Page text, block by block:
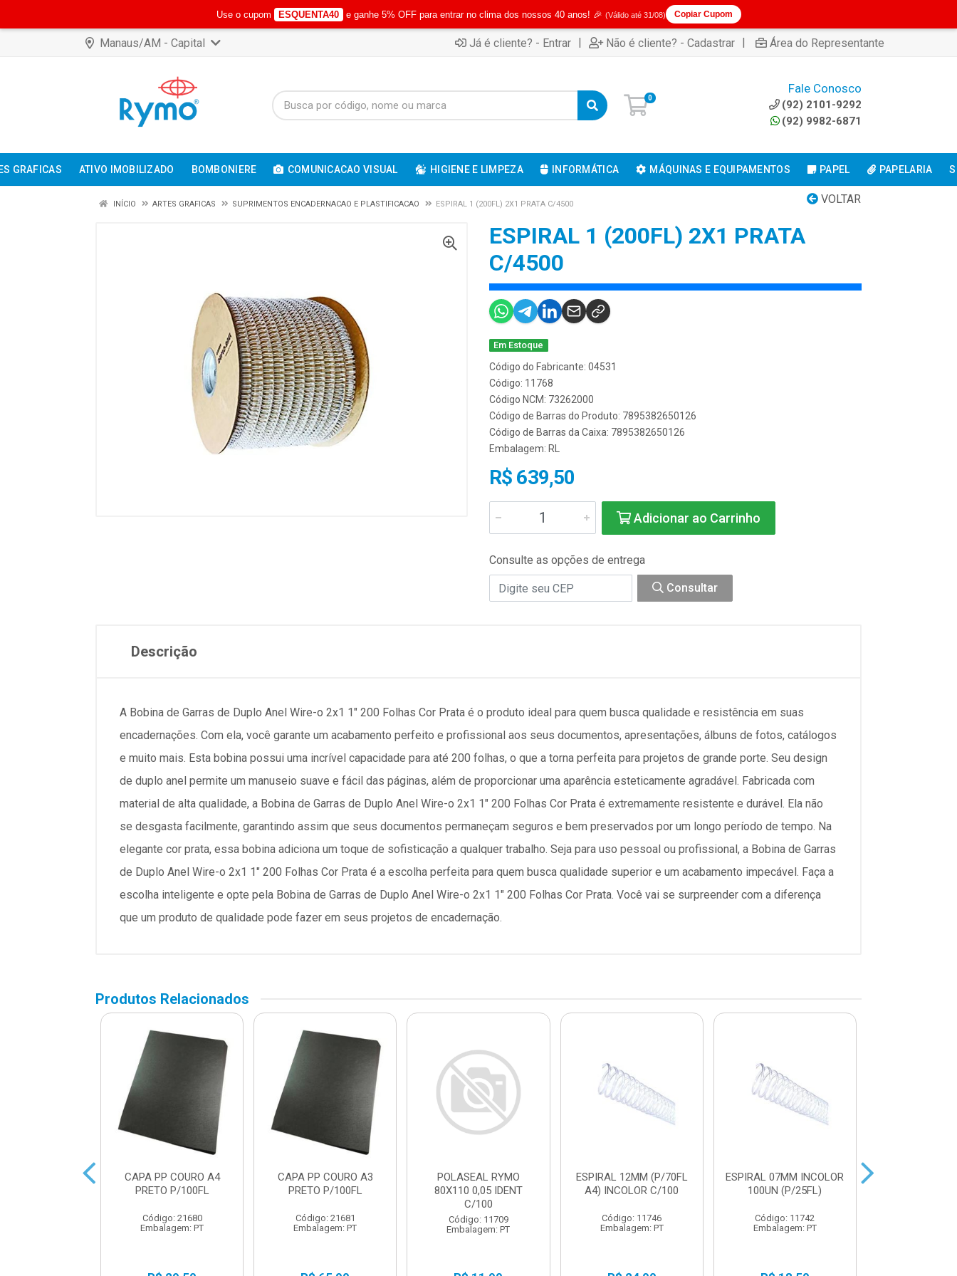
Manaus/AM - Capital Já é cliente? - Entrar | Não é cliente? - Cadastrar | Área do Representante
0
Fale Conosco
(92) 2101-9292
(92) 9982-6871
GRAFICAS ATIVO IMOBILIZADO BOMBONIERE COMUNICACAO VISUAL HIGIENE E LIMPEZA INFORMÁTICA MÁQUINAS E EQUIPAMENTOS PAPEL PAPELARIA
VOLTAR
INÍCIO ARTES GRAFICAS SUPRIMENTOS ENCADERNACAO E PLASTIFICACAO ESPIRAL 1 (200FL) 2X1 PRATA C/4500
ESPIRAL 1 (200FL) 2X1 PRATA
C/4500
Em Estoque
Código do Fabricante: 04531
Código: 11768
Código NCM: 73262000
Código de Barras do Produto: 7895382650126
Código de Barras da Caixa: 7895382650126
Embalagem: RL
R$ 639,50
Adicionar ao Carrinho
Consulte as opções de entrega
Consultar
Descrição
A Bobina de Garras de Duplo Anel Wire-o 2x1 1" 200 Folhas Cor Prata é o produto ideal para quem busca qualidade e resistência em suas
encadernações. Com ela, você garante um acabamento perfeito e profissional aos seus documentos, apresentações, álbuns de fotos, catálogos
e muito mais. Esta bobina possui uma incrível capacidade para até 200 folhas, o que a torna perfeita para projetos de grande porte. Seu design
de duplo anel permite um manuseio suave e fácil das páginas, além de proporcionar uma aparência esteticamente agradável. Fabricada com
material de alta qualidade, a Bobina de Garras de Duplo Anel Wire-o 2x1 1" 200 Folhas Cor Prata é extremamente resistente e durável. Ela não
se desgasta facilmente, garantindo assim que seus documentos permaneçam seguros e bem preservados por um longo período de tempo. Na
elegante cor prata, essa bobina adiciona um toque de sofisticação a qualquer trabalho. Seja para uso pessoal ou profissional, a Bobina de Garras
de Duplo Anel Wire-o 2x1 1" 200 Folhas Cor Prata é a escolha perfeita para quem busca qualidade superior e um acabamento impecável. Faça a
escolha inteligente e opte pela Bobina de Garras de Duplo Anel Wire-o 2x1 1" 200 Folhas Cor Prata. Você vai se surpreender com a diferença
que um produto de qualidade pode fazer em seus projetos de encadernação.
Produtos Relacionados
CAPA PP COURO A4
PRETO P/100FL
Código: 21680
Embalagem: PT
CAPA PP COURO A3
PRETO P/100FL
Código: 21681
Embalagem: PT
POLASEAL RYMO
80X110 0,05 IDENT
C/100
Código: 11709
Embalagem: PT
ESPIRAL 12MM (P/70FL
A4) INCOLOR C/100
Código: 11746
Embalagem: PT
ESPIRAL 07MM INCOLOR
100UN (P/25FL)
Código: 11742
Embalagem: PT
Use o cupom ESQUENTA40 e ganhe 5% OFF para entrar no clima dos nossos 40 anos! 🎉 (Válido até 31/08) Copiar Cupom